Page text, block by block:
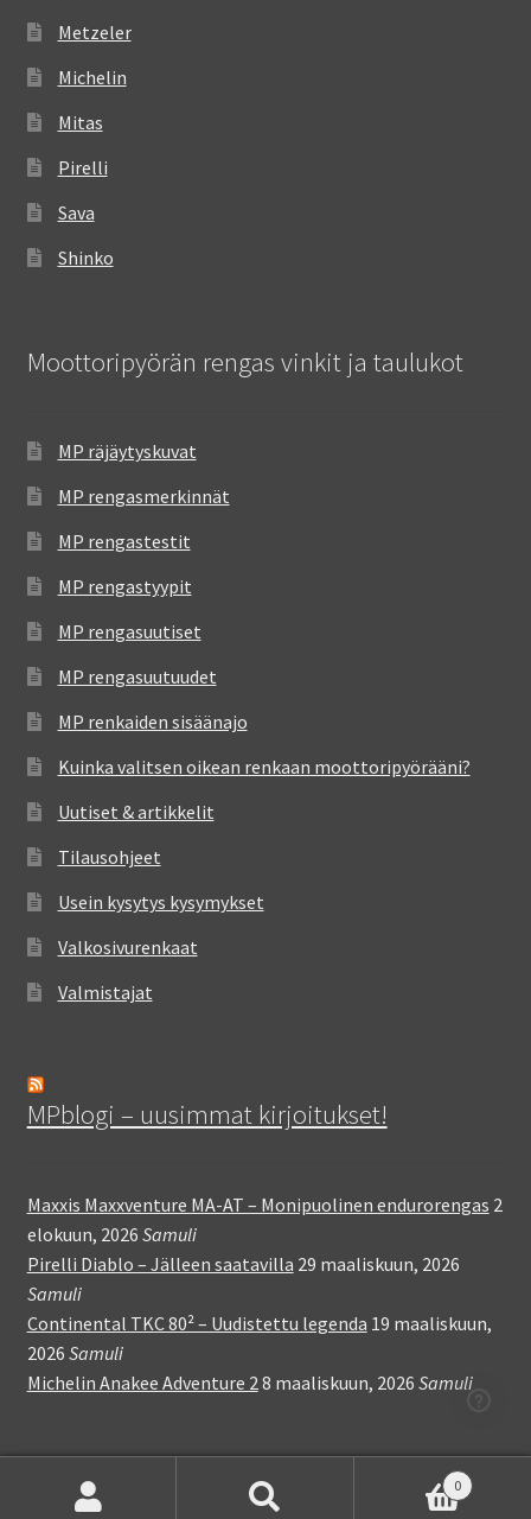
Metzeler
Michelin
Mitas
Pirelli
Sava
Shinko
Moottoripyörän rengas vinkit ja taulukot
MP räjäytyskuvat
MP rengasmerkinnät
MP rengastestit
MP rengastyypit
MP rengasuutiset
MP rengasuutuudet
MP renkaiden sisäänajo
Kuinka valitsen oikean renkaan moottoripyörääni?
Uutiset & artikkelit
Tilausohjeet
Usein kysytys kysymykset
Valkosivurenkaat
Valmistajat
MPblogi – uusimmat kirjoitukset!
Maxxis Maxxventure MA-AT – Monipuolinen endurorengas 2
elokuun, 2026 Samuli
Pirelli Diablo – Jälleen saatavilla 29 maaliskuun, 2026
Samuli
Continental TKC 80² – Uudistettu legenda 19 maaliskuun,
2026 Samuli
Michelin Anakee Adventure 2 8 maaliskuun, 2026 Samuli
0